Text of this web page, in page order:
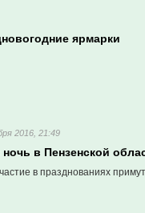
ярмарки
2016, 21:49
в Пензенской
в празднованиях